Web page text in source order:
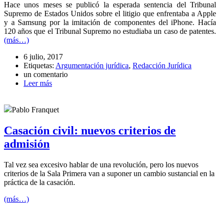
Hace unos meses se publicó la esperada sentencia del Tribunal
Supremo de Estados Unidos sobre el litigio que enfrentaba a Apple
y a Samsung por la imitación de componentes del iPhone. Hacía
120 años que el Tribunal Supremo no estudiaba un caso de patentes.
(más…)
6 julio, 2017
Etiquetas: Argumentación jurídica, Redacción Jurídica
un comentario
Leer más
Pablo Franquet
Casación civil: nuevos criterios de
admisión
Tal vez sea excesivo hablar de una revolución, pero los nuevos
criterios de la Sala Primera van a suponer un cambio sustancial en la
práctica de la casación.
(más…)